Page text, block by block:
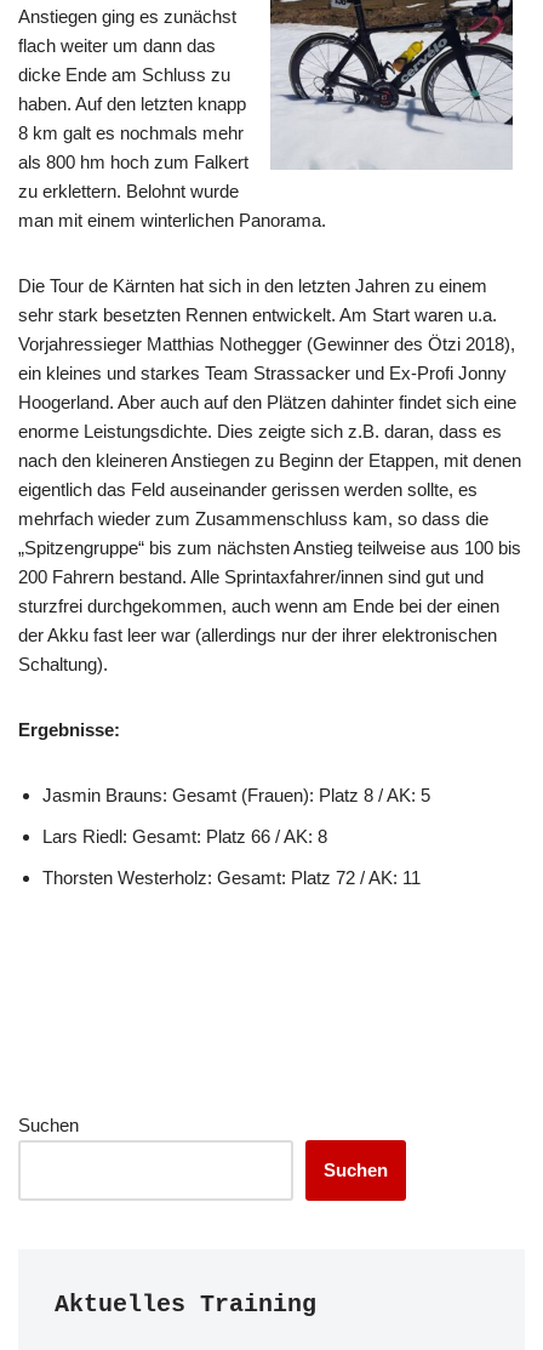
Anstiegen ging es zunächst
flach weiter um dann das
dicke Ende am Schluss zu
haben. Auf den letzten knapp
8 km galt es nochmals mehr
als 800 hm hoch zum Falkert
zu erklettern. Belohnt wurde
man mit einem winterlichen Panorama.
Die Tour de Kärnten hat sich in den letzten Jahren zu einem
sehr stark besetzten Rennen entwickelt. Am Start waren u.a.
Vorjahressieger Matthias Nothegger (Gewinner des Ötzi 2018),
ein kleines und starkes Team Strassacker und Ex-Profi Jonny
Hoogerland. Aber auch auf den Plätzen dahinter findet sich eine
enorme Leistungsdichte. Dies zeigte sich z.B. daran, dass es
nach den kleineren Anstiegen zu Beginn der Etappen, mit denen
eigentlich das Feld auseinander gerissen werden sollte, es
mehrfach wieder zum Zusammenschluss kam, so dass die
„Spitzengruppe“ bis zum nächsten Anstieg teilweise aus 100 bis
200 Fahrern bestand. Alle Sprintaxfahrer/innen sind gut und
sturzfrei durchgekommen, auch wenn am Ende bei der einen
der Akku fast leer war (allerdings nur der ihrer elektronischen
Schaltung).
Ergebnisse:
Jasmin Brauns: Gesamt (Frauen): Platz 8 / AK: 5
Lars Riedl: Gesamt: Platz 66 / AK: 8
Thorsten Westerholz: Gesamt: Platz 72 / AK: 11
Suchen
Suchen
Aktuelles Training